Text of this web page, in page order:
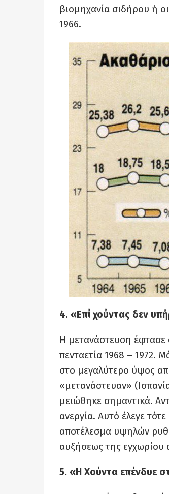
βιομηχανία σιδήρου ή
1966.
4. «Επί χούντας δεν
Η μετανάστευση έφτασε
πενταετία 1968 – 1972.
στο μεγαλύτερο ύψος
«μετανάστευαν»
μειώθηκε σημαντικά.
ανεργία. Αυτό έλεγε
αποτέλεσμα υψηλών
αυξήσεως της εγχωρίου
5. «Η Χούντα επένδυε